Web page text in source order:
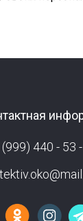
440 - 53